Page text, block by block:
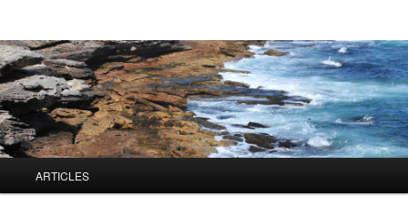
principal
ARTICLES